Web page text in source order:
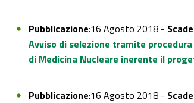
Pubblicazione:16 Agosto 2018 -
Avviso di selezione tramite
di Medicina Nucleare inerente il
Pubblicazione:16 Agosto 2018 -